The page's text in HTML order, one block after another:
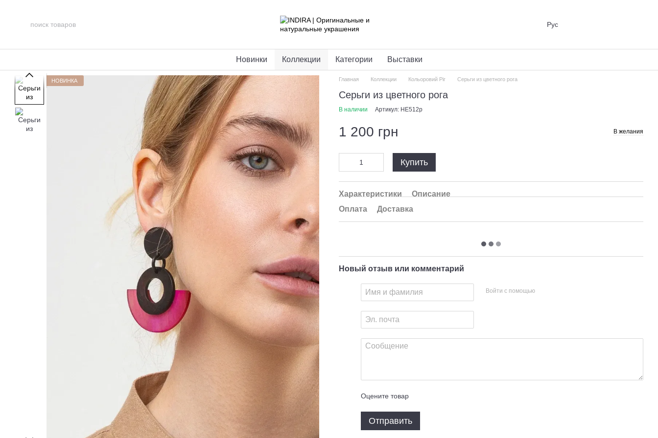
Рус
Новинки Коллекции Категории Выставки
НОВИНКА Главная Коллекции Кольоровий Ріг Серьги из цветного рога
Серьги из цветного рога
В наличии Артикул: HE512p
1 200 грн В желания
Купить
Характеристики
Описание
Оплата
Доставка
Новый отзыв или комментарий
Войти с помощью
Оцените товар
Отправить